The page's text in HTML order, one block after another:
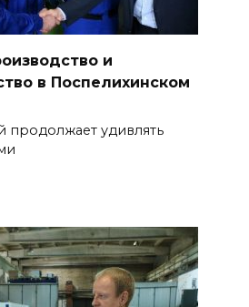
и
в Поспелихинском
продолжает удивлять